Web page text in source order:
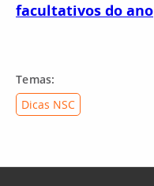
facultativos do ano
Temas:
Dicas NSC